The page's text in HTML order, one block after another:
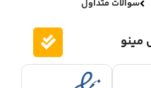
سوالات متداول
مینو